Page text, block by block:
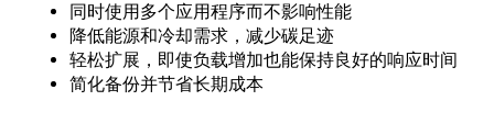
同时使用多个应用程序而不影响性能
降低能源和冷却需求，减少碳足迹
轻松扩展，即使负载增加也能保持良好的响应时间
简化备份并节省长期成本